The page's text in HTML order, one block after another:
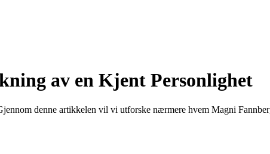
av en Kjent Personlighet
denne artikkelen vil vi utforske nærmere hvem Magni